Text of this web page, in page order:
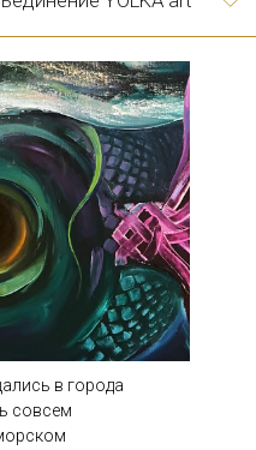
в города
совсем